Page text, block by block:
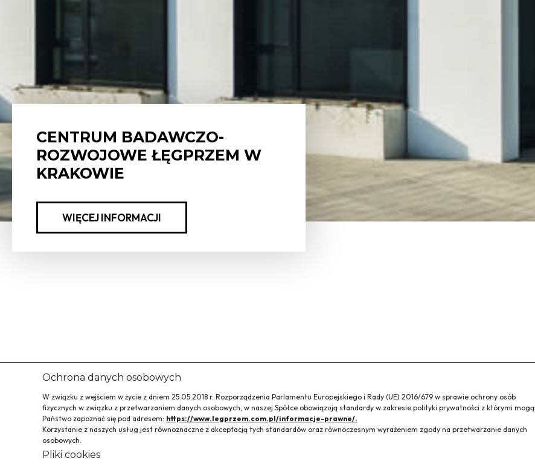
CENTRUM BADAWCZO-
ROZWOJOWE ŁĘGPRZEM W
KRAKOWIE
WIĘCEJ INFORMACJI
Ochrona danych osobowych
W związku z wejściem w życie z dniem 25.05.2018 r. Rozporządzenia Parlamentu Europejskiego i Rady (UE) 2016/679 w sprawie ochrony osób
fizycznych w związku z przetwarzaniem danych osobowych, w naszej Spółce obowiązują standardy w zakresie polityki prywatności z którymi mogą
Państwo zapoznać się pod adresem: https://www.legprzem.com.pl/informacje-prawne/.
Korzystanie z naszych usług jest równoznaczne z akceptacją tych standardów oraz równoczesnym wyrażeniem zgody na przetwarzanie danych
osobowych.
Pliki cookies